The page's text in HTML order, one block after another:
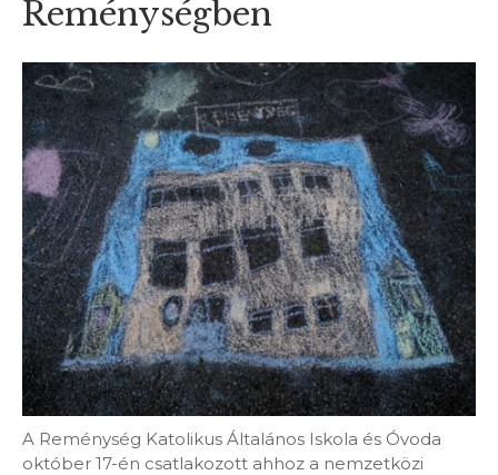
Reménységben
A Reménység Katolikus Általános Iskola és Óvoda
október 17-én csatlakozott ahhoz a nemzetközi